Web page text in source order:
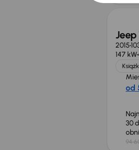
2015
147 kW
od
30
94